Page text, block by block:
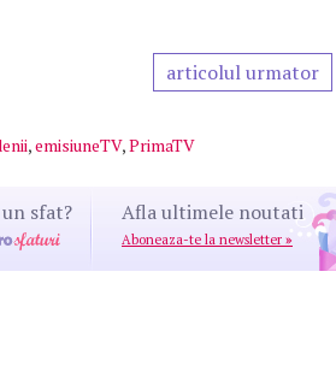
articolul urmator
,emisiuneTV,PrimaTV
sfat? Afla ultimele noutati
Aboneaza-te la newsletter »